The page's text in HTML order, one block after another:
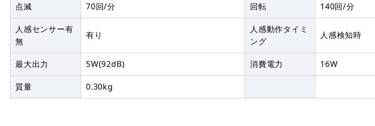
点滅 70回/分 回転 140回/分
人感センサー有
無
有り
人感動作タイミ
ング
人感検知時
最大出力 5W(92dB) 消費電力 16W
質量 0.30kg